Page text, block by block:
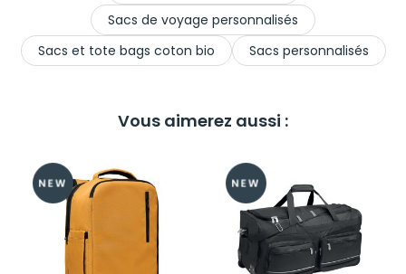
Sacs de voyage personnalisés
Sacs et tote bags coton bio
Sacs personnalisés
Vous aimerez aussi :